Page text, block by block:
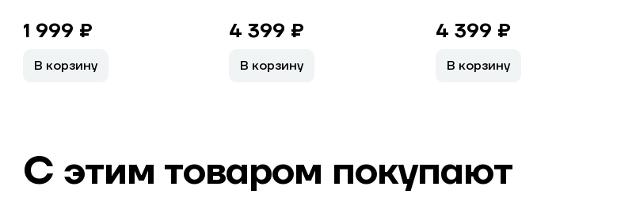
1 999 ₽
В корзину
4 399 ₽
В корзину
4 399 ₽
В корзину
С этим товаром покупают